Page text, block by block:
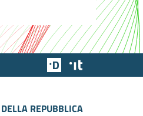
Team Digitale
REPUBBLICA